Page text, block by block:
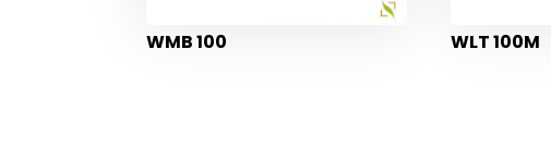
WMB 100 WLT 100M